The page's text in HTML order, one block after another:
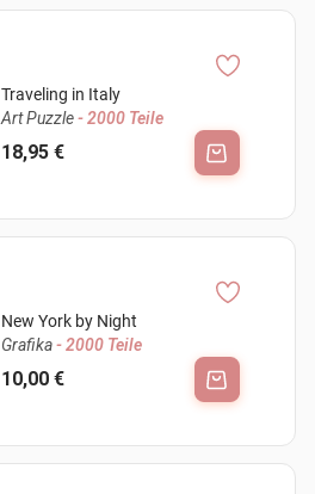
Traveling in Italy
Art Puzzle- 2000 Teile
18,95 €
New York by Night
Grafika- 2000 Teile
10,00 €